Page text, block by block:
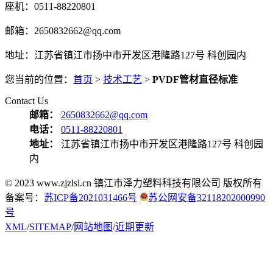
座机：0511-88220801
邮箱：2650832662@qq.com
地址：江苏省镇江市扬中市开发区港隆路127号 科创园内
您当前的位置： 首页 > 技术工艺 > PVDF管材直径标准
Contact Us
邮箱：
2650832662@qq.com
电话：
0511-88220801
地址：
江苏省镇江市扬中市开发区港隆路127号 科创园
内
© 2023 www.zjzlsl.cn 镇江市泽力塑料科技有限公司 版权所有
备案号： 苏ICP备2021031466号
苏公网安备32118202000990
号
XML/SITEMAP/网站地图/近期更新